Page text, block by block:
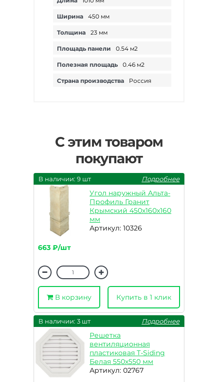
Ширина 450 мм
Толщина 23 мм
Площадь панели 0.54 м2
Полезная площадь 0.46 м2
Страна производства Россия
С этим товаром
покупают
В наличии: 9 шт Подробнее
Угол наружный Альта-
Профиль Гранит
Крымский 450х160х160
мм
Артикул: 10326
663 ₽/шт
В корзину Купить в 1 клик
В наличии: 3 шт Подробнее
Решетка
вентиляционная
пластиковая T-Siding
Белая 550х550 мм
Артикул: 02767